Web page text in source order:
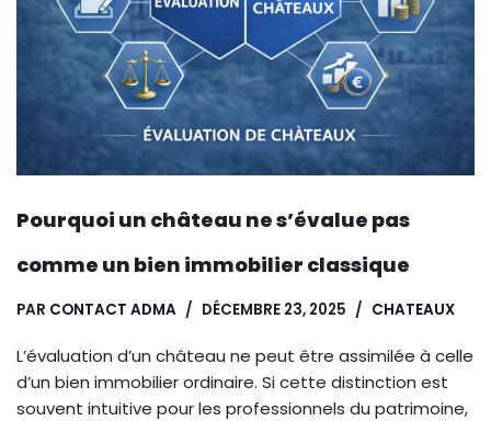
Pourquoi un château ne s’évalue pas
comme un bien immobilier classique
PAR CONTACT ADMA DÉCEMBRE 23, 2025 CHATEAUX
L’évaluation d’un château ne peut être assimilée à celle
d’un bien immobilier ordinaire. Si cette distinction est
souvent intuitive pour les professionnels du patrimoine,